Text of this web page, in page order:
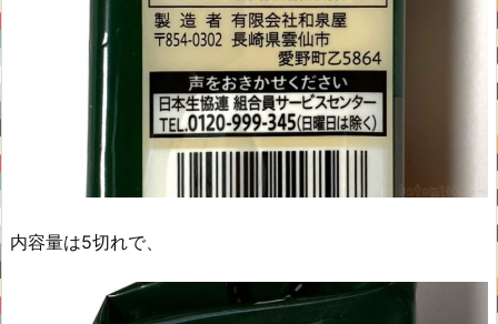
内容量は5切れで、